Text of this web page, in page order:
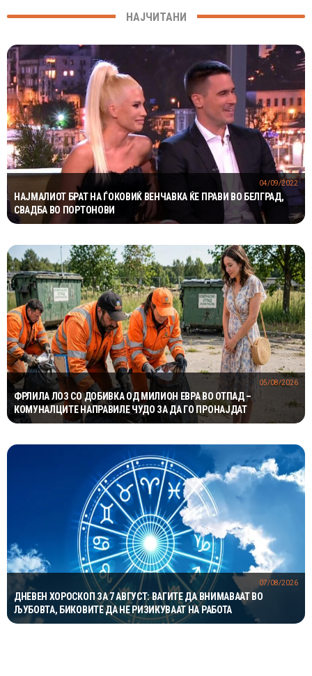
НАЈЧИТАНИ
НАЈМАЛИОТ БРАТ НА ЃОКОВИЌ ВЕНЧАВКА ЌЕ ПРАВИ ВО БЕЛГРАД,
СВАДБА ВО ПОРТОНОВИ
04/09/2022
ФРЛИЛА ЛОЗ СО ДОБИВКА ОД МИЛИОН ЕВРА ВО ОТПАД –
КОМУНАЛЦИТЕ НАПРАВИЛЕ ЧУДО ЗА ДА ГО ПРОНАЈДАТ
05/08/2026
ДНЕВЕН ХОРОСКОП ЗА 7 АВГУСТ: ВАГИТЕ ДА ВНИМАВААТ ВО
ЉУБОВТА, БИКОВИТЕ ДА НЕ РИЗИКУВААТ НА РАБОТА
07/08/2026